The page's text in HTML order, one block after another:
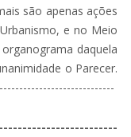
são apenas ações
e no Meio
daquela
o Parecer.